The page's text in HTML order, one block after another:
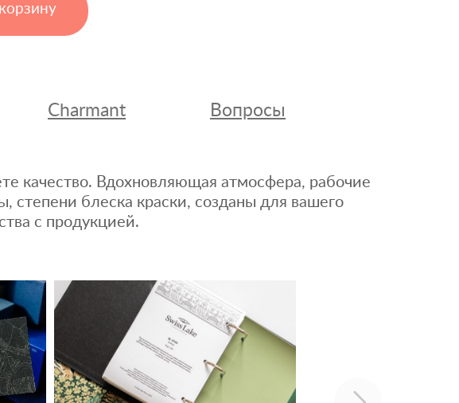
Charmant Вопросы
качество. Вдохновляющая атмосфера, рабочие
степени блеска краски, созданы для вашего
с продукцией.